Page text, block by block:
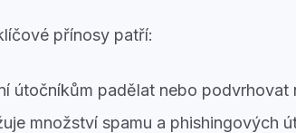
přínosy patří:
útočníkům padělat nebo podvrhovat
množství spamu a phishingových